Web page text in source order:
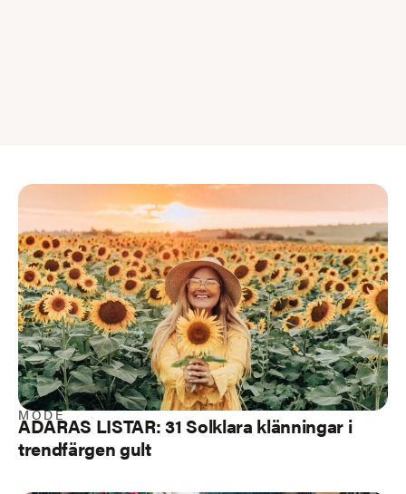
MODE
ADARAS LISTAR: 31 Solklara klänningar i
trendfärgen gult